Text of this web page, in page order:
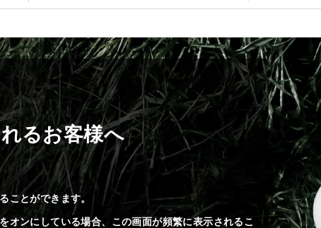
るお客様へ
ことができます。
オンにしている場合、この画面が頻繁に表示されるこ